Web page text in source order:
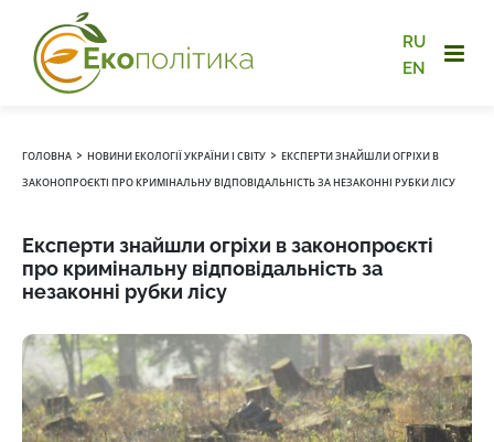
RU
EN
ГОЛОВНА › НОВИНИ ЕКОЛОГІЇ УКРАЇНИ І СВІТУ › ЕКСПЕРТИ ЗНАЙШЛИ ОГРІХИ В
ЗАКОНОПРОЄКТІ ПРО КРИМІНАЛЬНУ ВІДПОВІДАЛЬНІСТЬ ЗА НЕЗАКОННІ РУБКИ ЛІСУ
Експерти знайшли огріхи в законопроєкті
про кримінальну відповідальність за
незаконні рубки лісу